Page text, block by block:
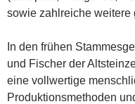
sowie zahlreiche weitere
In den frühen
und Fischer der
eine vollwertige
Produktionsmethoden